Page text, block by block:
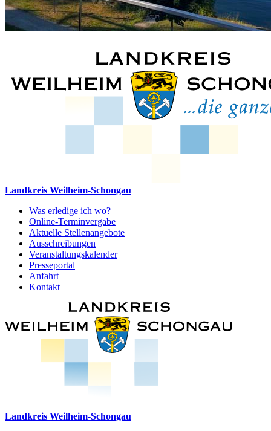
Landkreis Weilheim-Schongau
Was erledige ich wo?
Online-Terminvergabe
Aktuelle Stellenangebote
Ausschreibungen
Veranstaltungskalender
Presseportal
Anfahrt
Kontakt
Landkreis Weilheim-Schongau